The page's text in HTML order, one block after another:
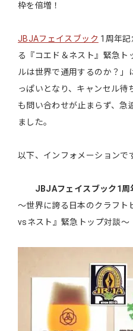
枠を倍増！
JBJAフェイスブック 1周年
る『コエド＆ネスト』緊急ト
ルは世界で通用するのか？」
っぱいとなり、キャンセル待
も問い合わせが止まらず、急
ました。
以下、インフォメーションで
JBJAフェイスブック1周
～世界に誇る日本のクラフト
vsネスト』緊急トップ対談～